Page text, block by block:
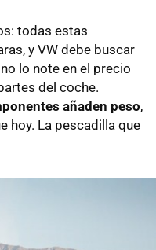
todas estas
y VW debe buscar
lo note en el precio
del coche.
añaden peso,
hoy. La pescadilla que